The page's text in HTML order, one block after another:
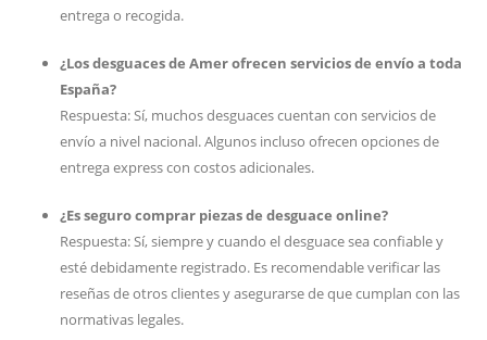
entrega o recogida.
¿Los desguaces de Amer ofrecen servicios de envío a toda
España?
Respuesta: Sí, muchos desguaces cuentan con servicios de
envío a nivel nacional. Algunos incluso ofrecen opciones de
entrega express con costos adicionales.
¿Es seguro comprar piezas de desguace online?
Respuesta: Sí, siempre y cuando el desguace sea confiable y
esté debidamente registrado. Es recomendable verificar las
reseñas de otros clientes y asegurarse de que cumplan con las
normativas legales.